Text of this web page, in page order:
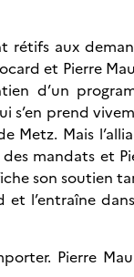
rétifs aux
et Pierre
d’un
s’en prend
Metz. Mais
mandats et
son soutien
et l’entraîne
Pierre